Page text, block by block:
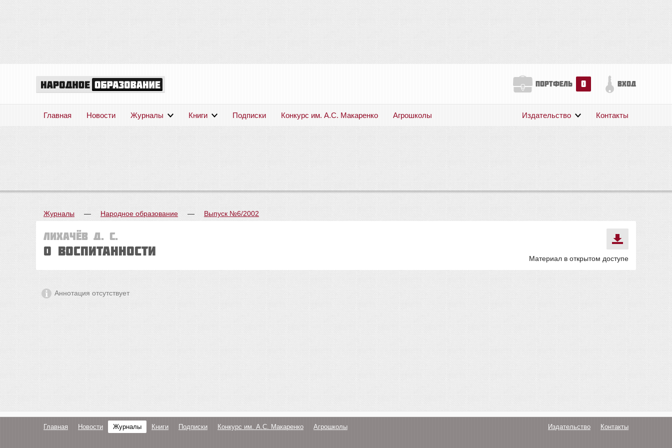
портфель 0 вход
Главная Новости Журналы Книги Подписки Конкурс им. А.С. Макаренко Агрошколы Издательство Контакты
Журналы — Народное образование — Выпуск №6/2002
Лихачёв Д. С.
О воспитанности
Материал в открытом доступе
Аннотация отсутствует
Главная Новости Журналы Книги Подписки Конкурс им. А.С. Макаренко Агрошколы Издательство Контакты